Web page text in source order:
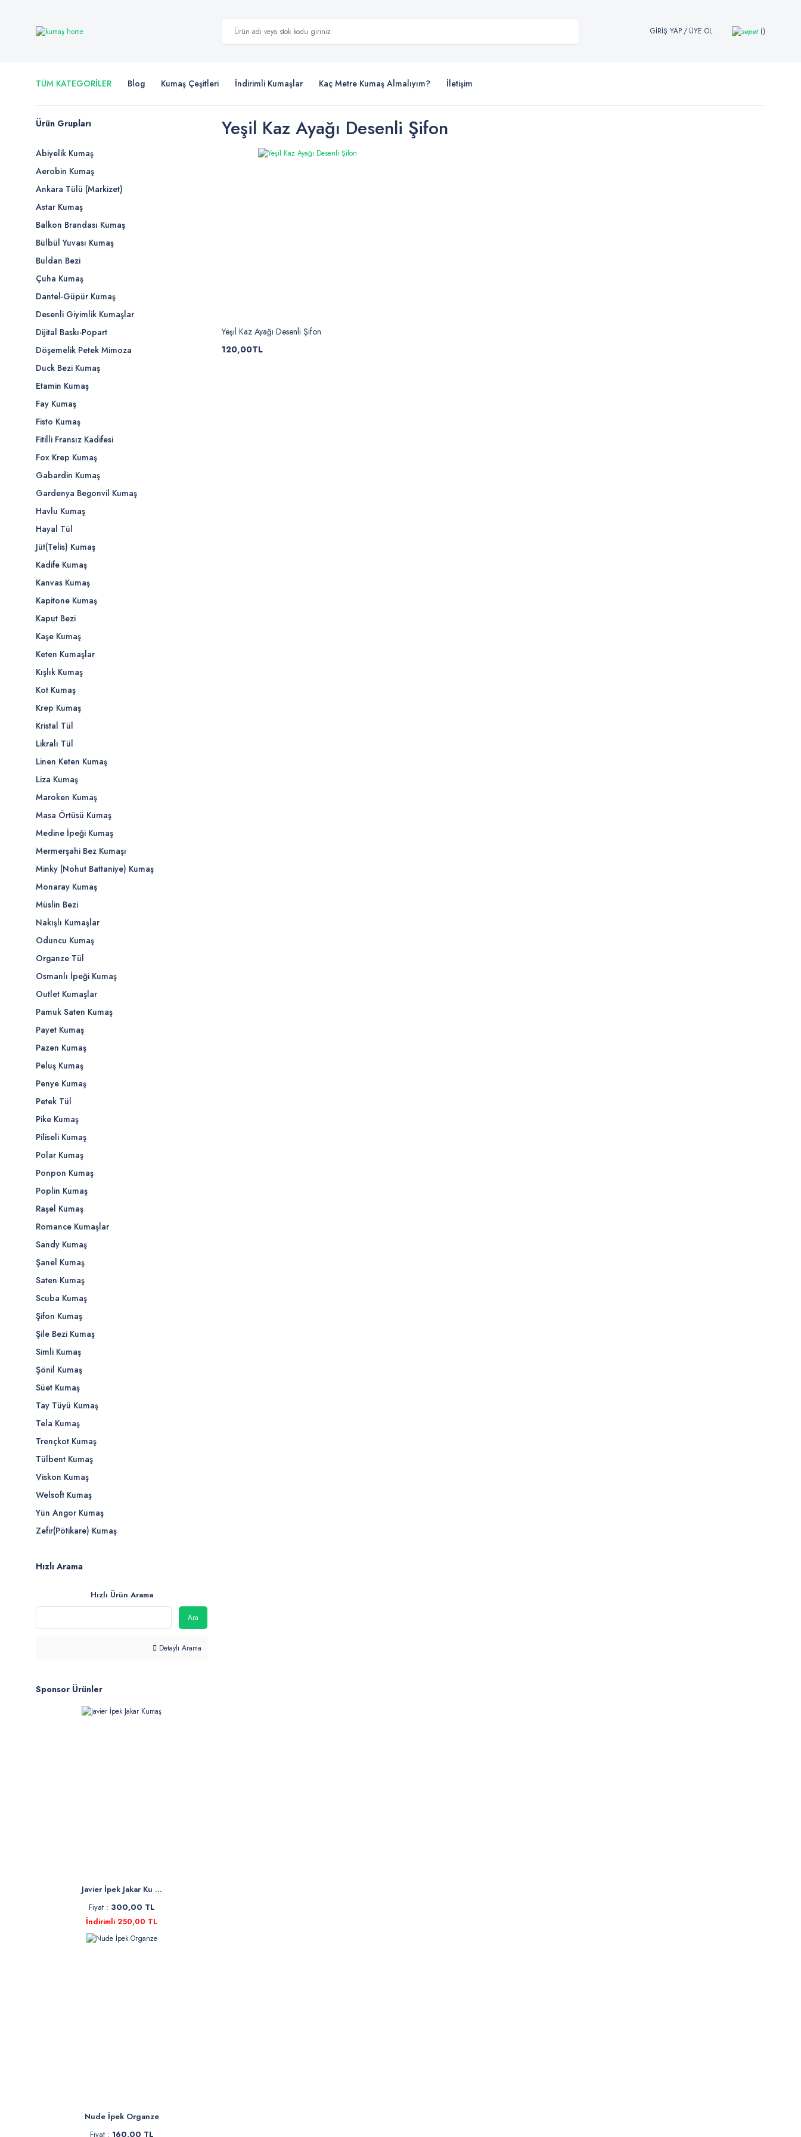
GİRİŞ YAP/ ÜYE OL
TÜM KATEGORİLER Blog Kumaş Çeşitleri İndirimli Kumaşlar Kaç Metre Kumaş Almalıyım? İletişim
Ürün Grupları
Abiyelik Kumaş
Aerobin Kumaş
Ankara Tülü (Markizet)
Astar Kumaş
Balkon Brandası Kumaş
Bülbül Yuvası Kumaş
Buldan Bezi
Çuha Kumaş
Dantel-Güpür Kumaş
Desenli Giyimlik Kumaşlar
Dijital Baskı-Popart
Döşemelik Petek Mimoza
Duck Bezi Kumaş
Etamin Kumaş
Fay Kumaş
Fisto Kumaş
Fitilli Fransız Kadifesi
Fox Krep Kumaş
Gabardin Kumaş
Gardenya Begonvil Kumaş
Havlu Kumaş
Hayal Tül
Jüt(Telis) Kumaş
Kadife Kumaş
Kanvas Kumaş
Kapitone Kumaş
Kaput Bezi
Kaşe Kumaş
Keten Kumaşlar
Kışlık Kumaş
Kot Kumaş
Krep Kumaş
Kristal Tül
Likralı Tül
Linen Keten Kumaş
Liza Kumaş
Maroken Kumaş
Masa Örtüsü Kumaş
Medine İpeği Kumaş
Mermerşahi Bez Kumaşı
Minky (Nohut Battaniye) Kumaş
Monaray Kumaş
Müslin Bezi
Nakışlı Kumaşlar
Oduncu Kumaş
Organze Tül
Osmanlı İpeği Kumaş
Outlet Kumaşlar
Pamuk Saten Kumaş
Payet Kumaş
Pazen Kumaş
Peluş Kumaş
Penye Kumaş
Petek Tül
Pike Kumaş
Piliseli Kumaş
Polar Kumaş
Ponpon Kumaş
Poplin Kumaş
Raşel Kumaş
Romance Kumaşlar
Sandy Kumaş
Şanel Kumaş
Saten Kumaş
Scuba Kumaş
Şifon Kumaş
Şile Bezi Kumaş
Simli Kumaş
Şönil Kumaş
Süet Kumaş
Tay Tüyü Kumaş
Tela Kumaş
Trençkot Kumaş
Tülbent Kumaş
Viskon Kumaş
Welsoft Kumaş
Yün Angor Kumaş
Zefir(Pötikare) Kumaş
Hızlı Arama
Hızlı Ürün Arama
Ara
Detaylı Arama
Sponsor Ürünler
Javier İpek Jakar Ku ...
Fiyat : 300,00 TL
İndirimli 250,00 TL
Nude İpek Organze
Fiyat : 160,00 TL
Yeşil Kaz Ayağı Desenli Şifon
Yeşil Kaz Ayağı Desenli Şifon
120,00TL